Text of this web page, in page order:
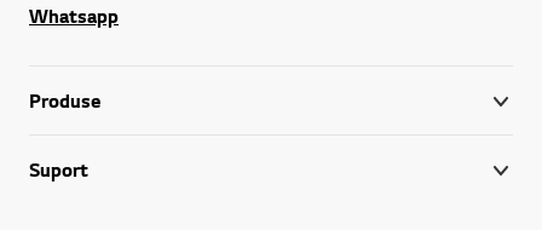
Whatsapp
Produse
Suport